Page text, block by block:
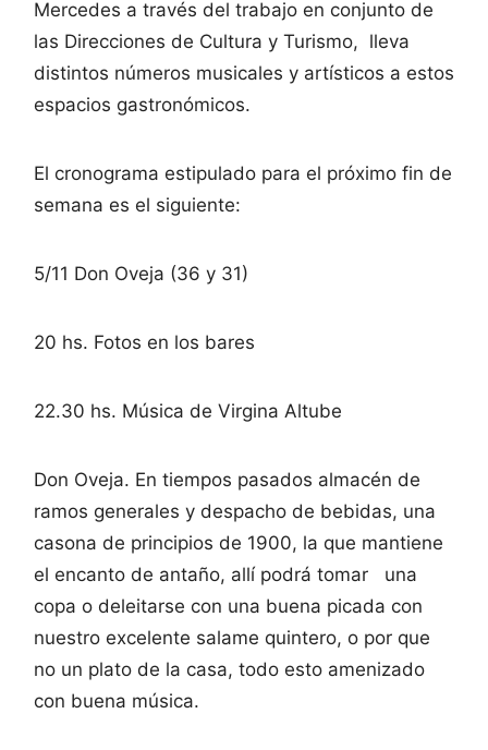
Mercedes a través del trabajo en conjunto de
las Direcciones de Cultura y Turismo, lleva
distintos números musicales y artísticos a estos
espacios gastronómicos.
El cronograma estipulado para el próximo fin de
semana es el siguiente:
5/11 Don Oveja (36 y 31)
20 hs. Fotos en los bares
22.30 hs. Música de Virgina Altube
Don Oveja. En tiempos pasados almacén de
ramos generales y despacho de bebidas, una
casona de principios de 1900, la que mantiene
el encanto de antaño, allí podrá tomar una
copa o deleitarse con una buena picada con
nuestro excelente salame quintero, o por que
no un plato de la casa, todo esto amenizado
con buena música.